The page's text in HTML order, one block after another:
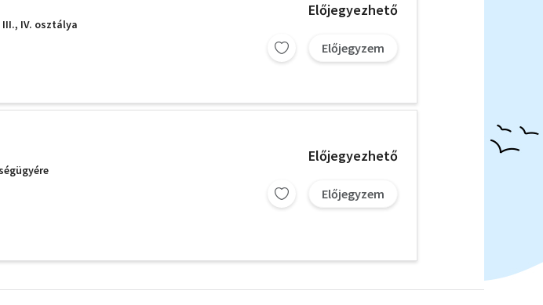
IV. osztálya
Előjegyezhető
Előjegyzem
Előjegyezhető
Előjegyzem